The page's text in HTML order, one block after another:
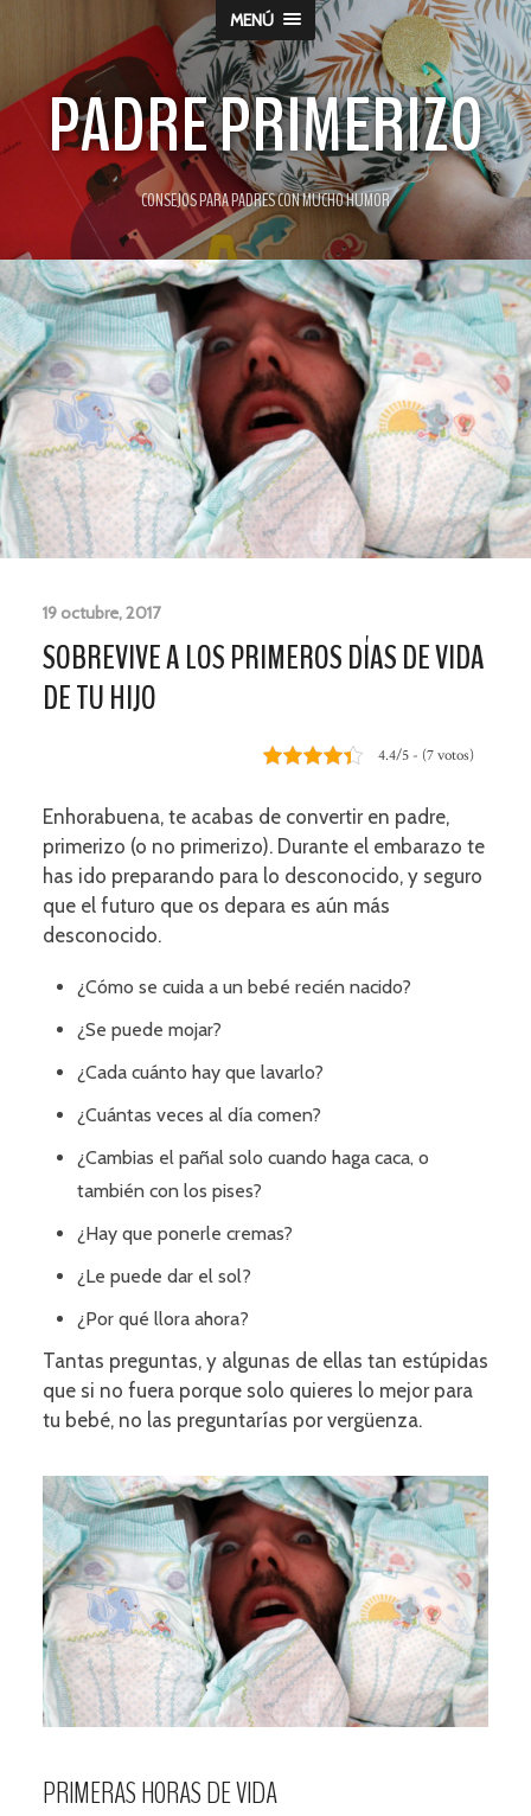
MENÚ
PADRE PRIMERIZO
CONSEJOS PARA PADRES CON MUCHO HUMOR
19 octubre, 2017
SOBREVIVE A LOS PRIMEROS DÍAS DE VIDA
DE TU HIJO
4.4/5 - (7 votos)
Enhorabuena, te acabas de convertir en padre,
primerizo (o no primerizo). Durante el embarazo te
has ido preparando para lo desconocido, y seguro
que el futuro que os depara es aún más
desconocido.
¿Cómo se cuida a un bebé recién nacido?
¿Se puede mojar?
¿Cada cuánto hay que lavarlo?
¿Cuántas veces al día comen?
¿Cambias el pañal solo cuando haga caca, o
también con los pises?
¿Hay que ponerle cremas?
¿Le puede dar el sol?
¿Por qué llora ahora?
Tantas preguntas, y algunas de ellas tan estúpidas
que si no fuera porque solo quieres lo mejor para
tu bebé, no las preguntarías por vergüenza.
PRIMERAS HORAS DE VIDA